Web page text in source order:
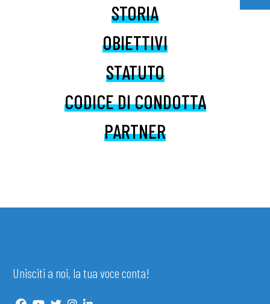
STORIA
OBIETTIVI
STATUTO
CODICE DI CONDOTTA
PARTNER
Unisciti a noi, la tua voce conta!